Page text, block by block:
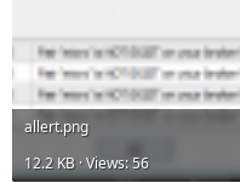
allert.png
12.2 KB · Views: 56